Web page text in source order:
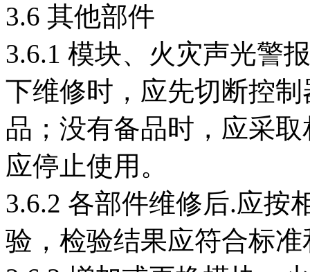
3.6 其他部件
3.6.1 模块、火灾声光警
下维修时，应先切断控
品；没有备品时，应采
应停止使用。
3.6.2 各部件维修后.应按
验，检验结果应符合标